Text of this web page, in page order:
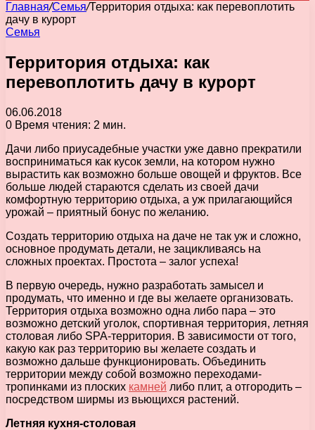
Главная/Семья/Территория отдыха: как перевоплотить
дачу в курорт
Семья
Территория отдыха: как
перевоплотить дачу в курорт
06.06.2018
0 Время чтения: 2 мин.
Дачи либо приусадебные участки уже давно прекратили
восприниматься как кусок земли, на котором нужно
вырастить как возможно больше овощей и фруктов. Все
больше людей стараются сделать из своей дачи
комфортную территорию отдыха, а уж прилагающийся
урожай – приятный бонус по желанию.
Создать территорию отдыха на даче не так уж и сложно,
основное продумать детали, не зацикливаясь на
сложных проектах. Простота – залог успеха!
В первую очередь, нужно разработать замысел и
продумать, что именно и где вы желаете организовать.
Территория отдыха возможно одна либо пара – это
возможно детский уголок, спортивная территория, летняя
столовая либо SPA-территория. В зависимости от того,
какую как раз территорию вы желаете создать и
возможно дальше функционировать. Объединить
территории между собой возможно переходами-
тропинками из плоских камней либо плит, а отгородить –
посредством ширмы из вьющихся растений.
Летняя кухня-столовая